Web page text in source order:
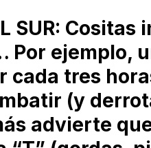
SUR:
ejemplo,
cada tres
(y
advierte